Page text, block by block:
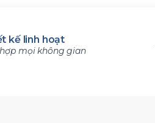
kế linh hoạt
mọi không gian